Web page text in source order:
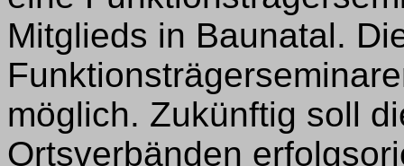
Mitglieds in Baunatal.
möglich. Zukünftig soll
Ortsverbänden